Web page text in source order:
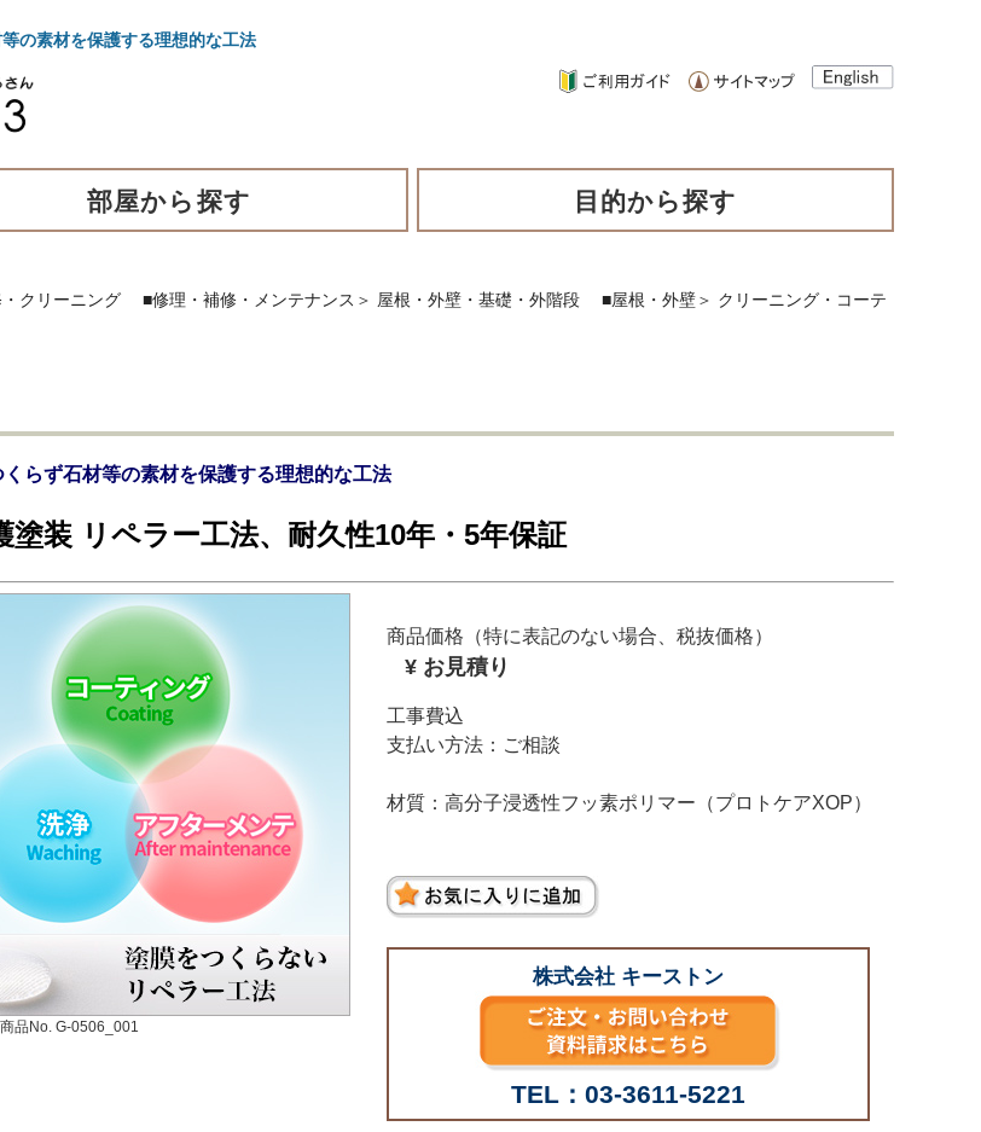
の素材を保護する理想的な工法
部屋から探す 目的から探す
クリーニング ■修理・補修・メンテナンス ＞ 屋根・外壁・基礎・外階段 ■屋根・外壁＞ クリーニング・コーテ
くらず石材等の素材を保護する理想的な工法
塗装 リペラー工法、耐久性10年・5年保証
品No. G-0506_001
商品価格（特に表記のない場合、税抜価格）
¥ お見積り
工事費込
支払い方法：ご相談
材質：高分子浸透性フッ素ポリマー（プロトケアXOP）
株式会社 キーストン
TEL：03-3611-5221